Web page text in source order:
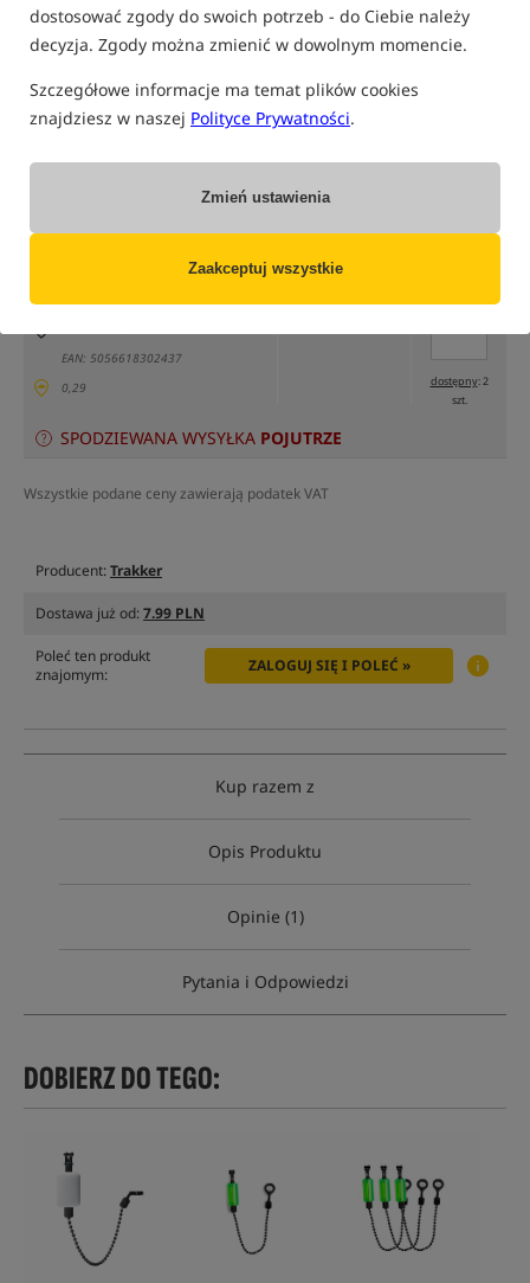
dostosować zgody do swoich potrzeb - do Ciebie należy
decyzja. Zgody można zmienić w dowolnym momencie.
Szczegółowe informacje ma temat plików cookies
znajdziesz w naszej Polityce Prywatności.
Zmień ustawienia
Zaakceptuj wszystkie
(część opcji mogła zostać ukryta przez wybrany sposób filtrowania)
EAN: 5056618302437
0,29
dostępny: 2
szt.
SPODZIEWANA WYSYŁKA POJUTRZE
Wszystkie podane ceny zawierają podatek VAT
Producent:Trakker
Dostawa już od:7.99 PLN
Poleć ten produkt
znajomym:
ZALOGUJ SIĘ I POLEĆ »
Kup razem z
Opis Produktu
Opinie (1)
Pytania i Odpowiedzi
DOBIERZ DO TEGO: